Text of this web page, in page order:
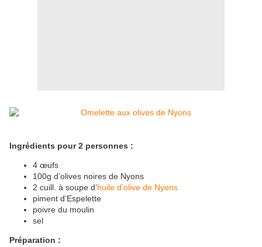
Ingrédients pour 2 personnes :
4 œufs
100g d’olives noires de Nyons
2 cuill. à soupe d’huile d’olive de Nyons
piment d’Espelette
poivre du moulin
sel
Préparation :